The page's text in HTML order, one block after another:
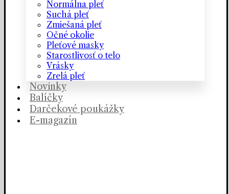
Normálna pleť
Suchá pleť
Zmiešaná pleť
Očné okolie
Pleťové masky
Starostlivosť o telo
Vrásky
Zrelá pleť
Novinky
Balíčky
Darčekové poukážky
E-magazín